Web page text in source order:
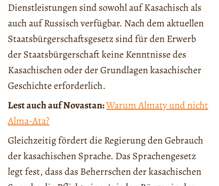
Dienstleistungen sind sowohl auf Kasachisch als
auch auf Russisch verfügbar. Nach dem aktuellen
Staatsbürgerschaftsgesetz sind für den Erwerb
der Staatsbürgerschaft keine Kenntnisse des
Kasachischen oder der Grundlagen kasachischer
Geschichte erforderlich.
Lest auch auf Novastan:Warum Almaty und nicht
Alma-Ata?
Gleichzeitig fördert die Regierung den Gebrauch
der kasachischen Sprache. Das Sprachengesetz
legt fest, dass das Beherrschen der kasachischen